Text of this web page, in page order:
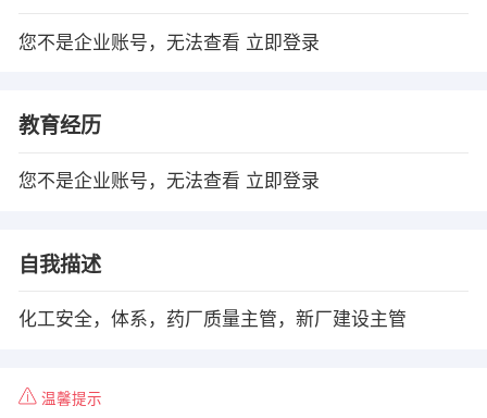
您不是企业账号，无法查看 立即登录
教育经历
您不是企业账号，无法查看 立即登录
自我描述
化工安全，体系，药厂质量主管，新厂建设主管
温馨提示